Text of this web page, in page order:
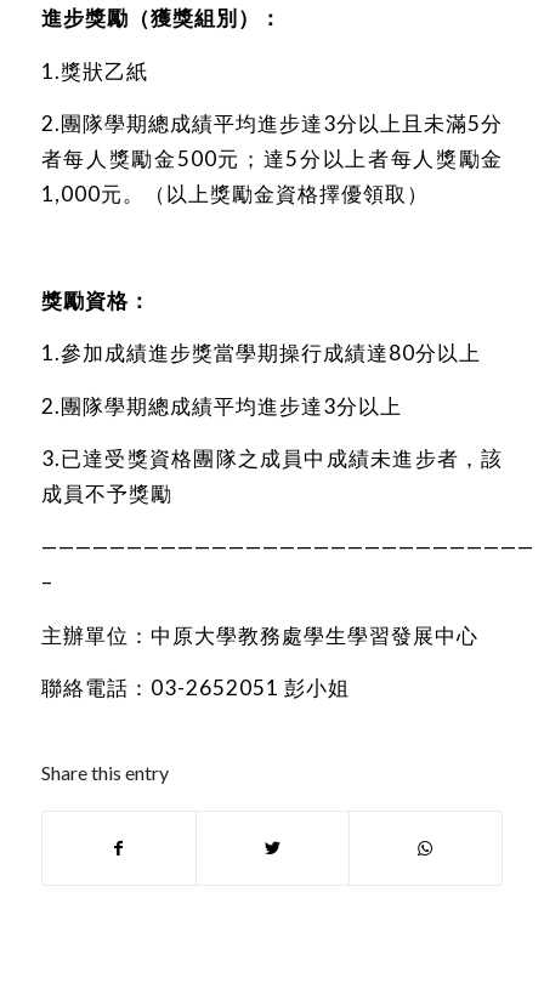
進步獎勵（獲獎組別）：
1.獎狀乙紙
2.團隊學期總成績平均進步達3分以上且未滿5分
者每人獎勵金500元；達5分以上者每人獎勵金
1,000元。（以上獎勵金資格擇優領取）
獎勵資格：
1.參加成績進步獎當學期操行成績達80分以上
2.團隊學期總成績平均進步達3分以上
3.已達受獎資格團隊之成員中成績未進步者，該
成員不予獎勵
—————————————————————————————
–
主辦單位：中原大學教務處學生學習發展中心
聯絡電話：03-2652051 彭小姐
Share this entry